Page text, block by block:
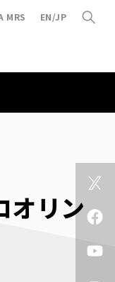
MRS EN/JP
オリン